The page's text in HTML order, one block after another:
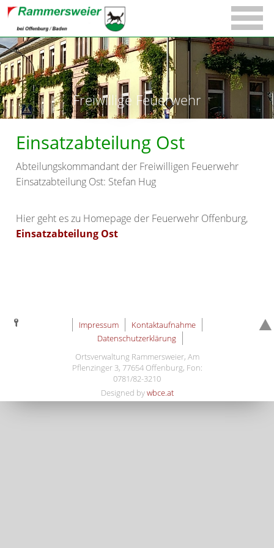
Freiwillige Feuerwehr
Einsatzabteilung Ost
Abteilungskommandant der Freiwilligen Feuerwehr
Einsatzabteilung Ost: Stefan Hug
Hier geht es zu Homepage der Feuerwehr Offenburg,
Einsatzabteilung Ost
Impressum
Kontaktaufnahme
Datenschutzerklärung
Ortsverwaltung Rammersweier, Am
Pflenzinger 3, 77654 Offenburg, Fon:
0781/82-3210
Designed bywbce.at